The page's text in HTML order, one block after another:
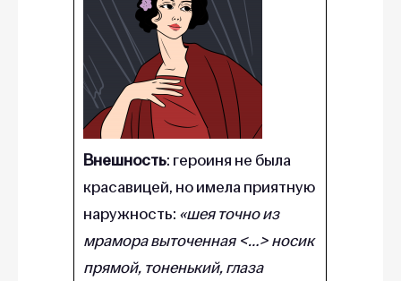
Внешность: героиня не была
красавицей, но имела приятную
наружность: «шея точно из
мрамора выточенная <…> носик
прямой, тоненький, глаза